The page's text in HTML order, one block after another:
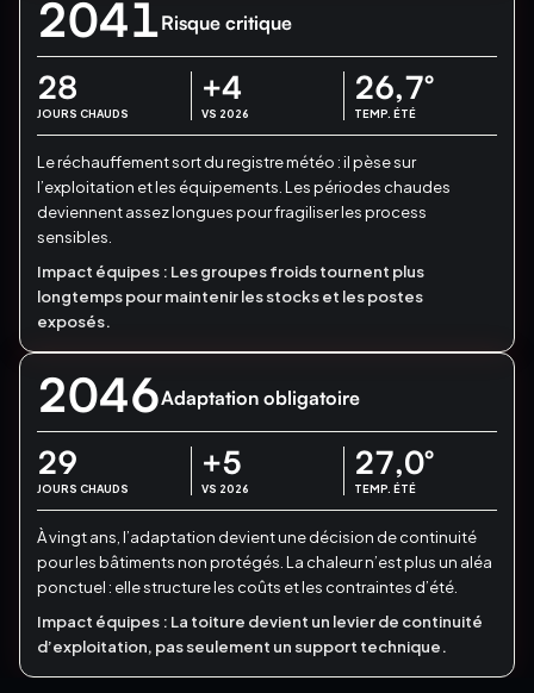
2041Risque critique
28
JOURS CHAUDS
+4
VS 2026
26,7°
TEMP. ÉTÉ
Le réchauffement sort du registre météo : il pèse sur
l’exploitation et les équipements. Les périodes chaudes
deviennent assez longues pour fragiliser les process
sensibles.
Impact équipes : Les groupes froids tournent plus
longtemps pour maintenir les stocks et les postes
exposés.
2046Adaptation obligatoire
29
JOURS CHAUDS
+5
VS 2026
27,0°
TEMP. ÉTÉ
À vingt ans, l’adaptation devient une décision de continuité
pour les bâtiments non protégés. La chaleur n’est plus un aléa
ponctuel : elle structure les coûts et les contraintes d’été.
Impact équipes : La toiture devient un levier de continuité
d’exploitation, pas seulement un support technique.